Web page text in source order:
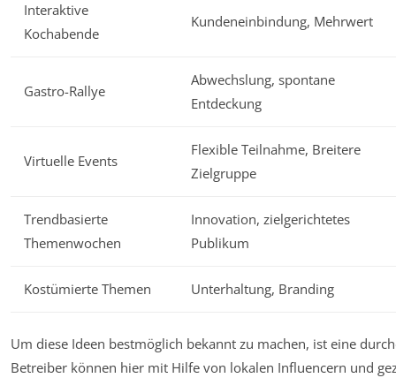
Interaktive
Kochabende
Kundeneinbindung, Mehrwert
Gastro-Rallye
Abwechslung, spontane
Entdeckung
Virtuelle Events
Flexible Teilnahme, Breitere
Zielgruppe
Trendbasierte
Themenwochen
Innovation, zielgerichtetes
Publikum
Kostümierte Themen Unterhaltung, Branding
Um diese Ideen bestmöglich bekannt zu machen, ist eine
Betreiber können hier mit Hilfe von lokalen Influencern und